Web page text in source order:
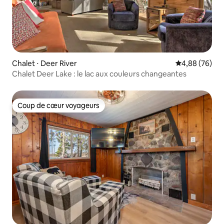
Chalet ⋅ Deer River Évaluation
4,88 (76)
Chalet Deer Lake : le lac aux couleurs changeantes
Coup de cœur voyageurs
Coup de cœur voyageurs